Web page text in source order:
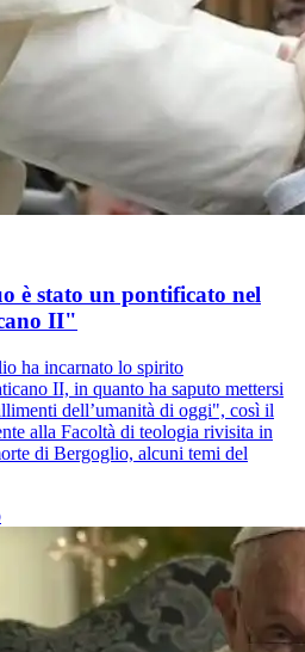
è stato un pontificato nel
II"
ha incarnato lo spirito
II, in quanto ha saputo mettersi
dell’umanità di oggi", così il
alla Facoltà di teologia rivisita in
di Bergoglio, alcuni temi del